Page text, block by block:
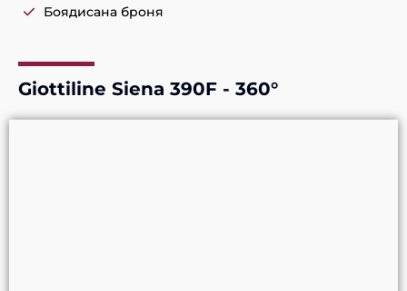
Боядисана броня
Giottiline Siena 390F - 360°